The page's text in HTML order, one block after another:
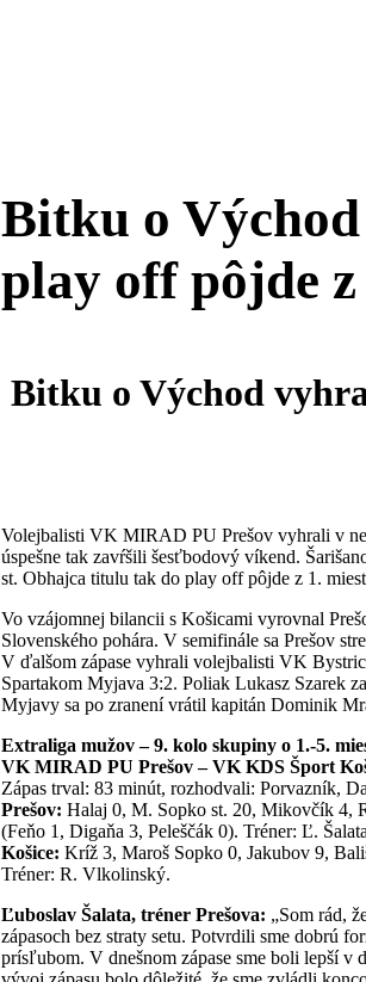
Bitku o
play off pôjde z
Bitku o Východ
Volejbalisti VK MIRAD PU Prešov vyhrali v
úspešne tak zavŕšili šesťbodový víkend.
st. Obhajca titulu tak do play off pôjde z 1.
Vo vzájomnej bilancii s Košicami vyrovnal
Slovenského pohára. V semifinále sa Prešov
V ďalšom zápase vyhrali volejbalisti VK
Spartakom Myjava 3:2. Poliak Lukasz Szarek
Myjavy sa po zranení vrátil kapitán Dominik
Extraliga mužov – 9. kolo skupiny o 1.-5.
VK MIRAD PU Prešov – VK KDS Šport
Zápas trval: 83 minút, rozhodvali: Porvazník,
Prešov: Halaj 0, M. Sopko st. 20, Mikovčík 4,
(Feňo 1, Digaňa 3, Peleščák 0). Tréner: Ľ.
Košice: Kríž 3, Maroš Sopko 0, Jakubov 9,
Tréner: R. Vlkolinský.
Ľuboslav Šalata, tréner Prešova: „Som rád,
zápasoch bez straty setu. Potvrdili sme dobrú
prísľubom. V dnešnom zápase sme boli lepší